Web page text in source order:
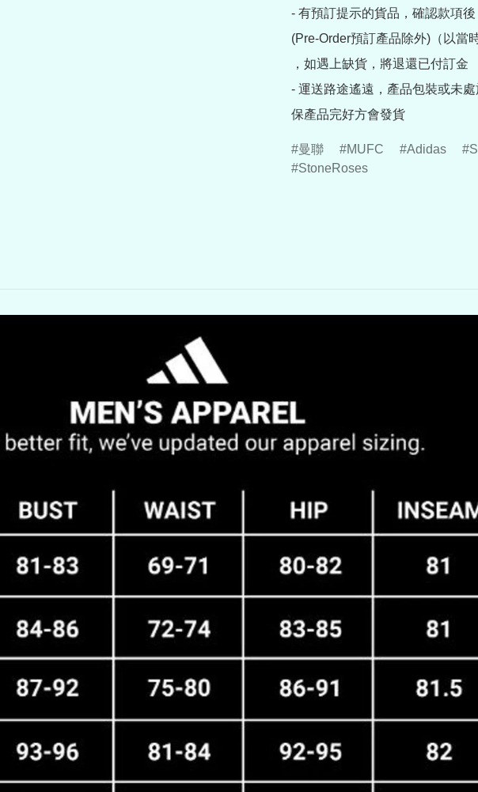
- 有預訂提示的貨品，確認款項
(Pre-Order預訂產品除外)（以當
，如遇上缺貨，將退還已付訂金
- 運送路途遙遠，產品包裝或未
保產品完好方會發貨
曼聯 MUFC Adidas
StoneRoses